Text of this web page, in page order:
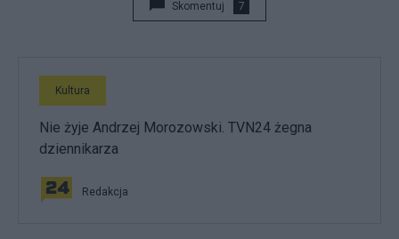
Skomentuj 7
Kultura
Nie żyje Andrzej Morozowski. TVN24 żegna
dziennikarza
Redakcja